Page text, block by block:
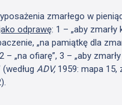
zmarłego w
odprawę: 1 – „aby
„na pamiątkę dla
– „na ofiarę”, 3 – „aby
(wedługADV, 1959: mapa 15,